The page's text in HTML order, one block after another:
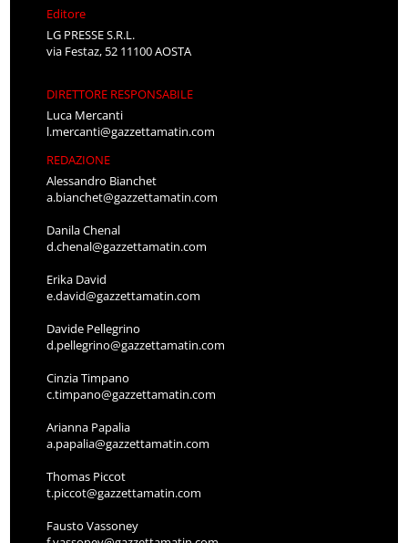
Editore
LG PRESSE S.R.L.
via Festaz, 52 11100 AOSTA
DIRETTORE RESPONSABILE
Luca Mercanti
l.mercanti@gazzettamatin.com
REDAZIONE
Alessandro Bianchet
a.bianchet@gazzettamatin.com
Danila Chenal
d.chenal@gazzettamatin.com
Erika David
e.david@gazzettamatin.com
Davide Pellegrino
d.pellegrino@gazzettamatin.com
Cinzia Timpano
c.timpano@gazzettamatin.com
Arianna Papalia
a.papalia@gazzettamatin.com
Thomas Piccot
t.piccot@gazzettamatin.com
Fausto Vassoney